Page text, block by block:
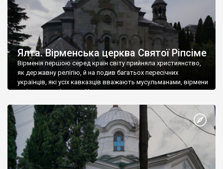
Ялта. Вірменська церква Святої Ріпсіме
Вірменія першою серед країн світу прийняла християнство,
як державну релігію, й на подив багатьох пересічних
українців, які усіх кавказців вважають мусульманами, вірмени
є відданими вірянами Христа